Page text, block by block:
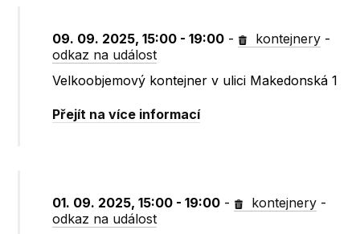
09. 09. 2025, 15:00 - 19:00 - kontejnery -
odkaz na událost
Velkoobjemový kontejner v ulici Makedonská 1
Přejít na více informací
01. 09. 2025, 15:00 - 19:00 - kontejnery -
odkaz na událost